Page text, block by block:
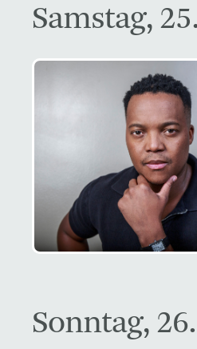
Samstag,
Sonntag,